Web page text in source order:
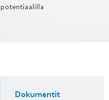
potentiaalilla
Dokumentit